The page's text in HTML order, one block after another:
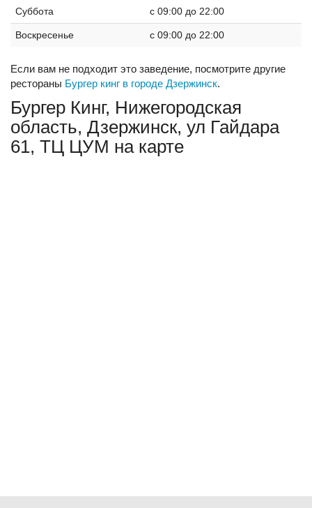
Суббота c 09:00 до 22:00
Воскресенье c 09:00 до 22:00
Если вам не подходит это заведение, посмотрите другие
рестораны Бургер кинг в городе Дзержинск.
Бургер Кинг, Нижегородская
область, Дзержинск, ул Гайдара
61, ТЦ ЦУМ на карте